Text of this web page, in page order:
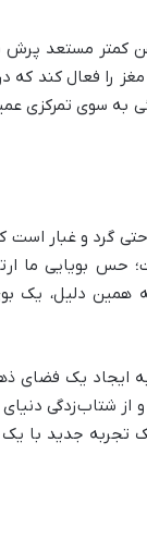
کمتر مستعد پرش
را فعال کند که
سوی تمرکزی
گرد و غبار است
حس بویایی ما
همین دلیل، یک
ایجاد یک فضای
از شتاب‌زدگی
تجربه جدید با